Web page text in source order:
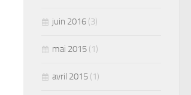
juin 2016 (3)
mai 2015 (1)
avril 2015 (1)